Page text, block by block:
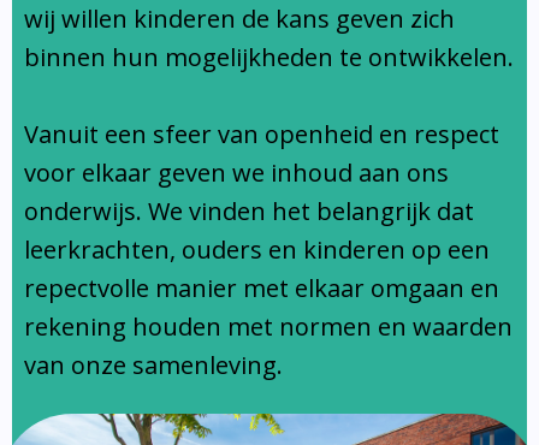
Ondersteuningsprofiel
wij willen kinderen de kans geven zich
binnen hun mogelijkheden te ontwikkelen.
Vanuit een sfeer van openheid en respect
voor elkaar geven we inhoud aan ons
onderwijs. We vinden het belangrijk dat
leerkrachten, ouders en kinderen op een
repectvolle manier met elkaar omgaan en
rekening houden met normen en waarden
van onze samenleving.